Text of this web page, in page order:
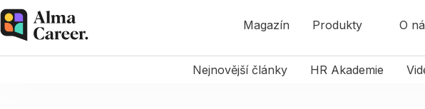
Magazín Produkty O
Nejnovější články HR Akademie